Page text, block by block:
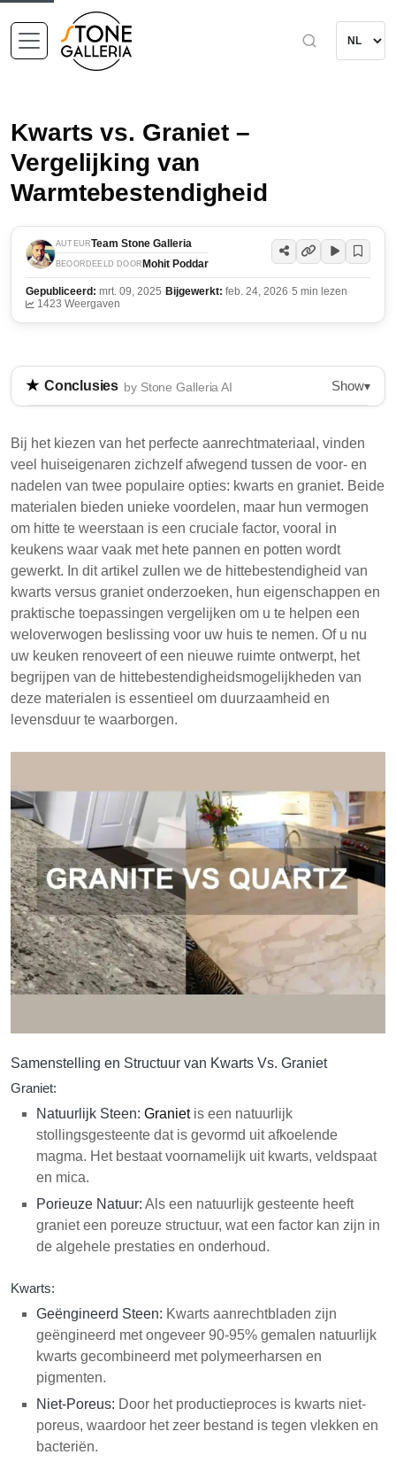
Kwarts vs. Graniet –
Vergelijking van
Warmtebestendigheid
AUTEURTeam Stone Galleria
BEOORDEELD DOOR Mohit Poddar
Gepubliceerd: mrt. 09, 2025· Bijgewerkt: feb. 24, 2026·5 min lezen·
1423 Weergaven
Conclusies by Stone Galleria AI Show▾
werkbladen, vooral hun warmtebestendigheid.
Graniet kan hogere temperaturen weerstaan,
waardoor het geschikt is voor keukens, terwijl kwarts
minder warmtebestendig is en voorzorgsmaatregelen
vereist om schade te voorkomen.
Graniet kan temperaturen tot 480°F aan, waardoor
het ideaal is voor hete kookgerei.
Kwarts weerstaat temperaturen tot 200°F maar
loopt risico op schade door hoge hitte.
Graniet vereist een afdichting, terwijl kwarts
onderhoudsarm is vanwege zijn niet-poreuze
aard.
Bij het kiezen van het perfecte aanrechtmateriaal, vinden
veel huiseigenaren zichzelf afwegend tussen de voor- en
nadelen van twee populaire opties: kwarts en graniet. Beide
materialen bieden unieke voordelen, maar hun vermogen
om hitte te weerstaan is een cruciale factor, vooral in
keukens waar vaak met hete pannen en potten wordt
gewerkt. In dit artikel zullen we de hittebestendigheid van
kwarts versus graniet onderzoeken, hun eigenschappen en
praktische toepassingen vergelijken om u te helpen een
weloverwogen beslissing voor uw huis te nemen. Of u nu
uw keuken renoveert of een nieuwe ruimte ontwerpt, het
begrijpen van de hittebestendigheidsmogelijkheden van
deze materialen is essentieel om duurzaamheid en
levensduur te waarborgen.
Samenstelling en Structuur van Kwarts Vs. Graniet
Graniet:
Natuurlijk Steen: Granietis een natuurlijk
stollingsgesteente dat is gevormd uit afkoelende
magma. Het bestaat voornamelijk uit kwarts, veldspaat
en mica.
Porieuze Natuur: Als een natuurlijk gesteente heeft
graniet een poreuze structuur, wat een factor kan zijn in
de algehele prestaties en onderhoud.
Kwarts:
Geëngineerd Steen: Kwarts aanrechtbladen zijn
geëngineerd met ongeveer 90-95% gemalen natuurlijk
kwarts gecombineerd met polymeerharsen en
pigmenten.
Niet-Poreus: Door het productieproces is kwarts niet-
poreus, waardoor het zeer bestand is tegen vlekken en
bacteriën.